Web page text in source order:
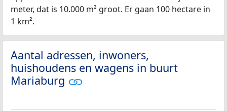
meter, dat is 10.000 m² groot. Er gaan 100 hectare in
1 km².
Aantal adressen, inwoners,
huishoudens en wagens in buurt
Mariaburg